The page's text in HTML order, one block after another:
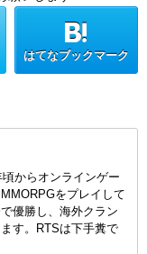
はてなブックマーク
からオンラインゲー
をプレイして
優勝し、海外クラン
す。RTSは下手糞で